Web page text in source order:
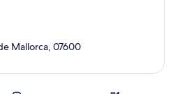
Mallorca, 07600